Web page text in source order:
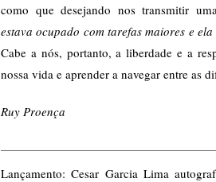
como que desejando nos transmitir
estava ocupado com tarefas maiores e
Cabe a nós, portanto, a liberdade e a
nossa vida e aprender a navegar entre as
Ruy Proença
Lançamento: Cesar Garcia Lima